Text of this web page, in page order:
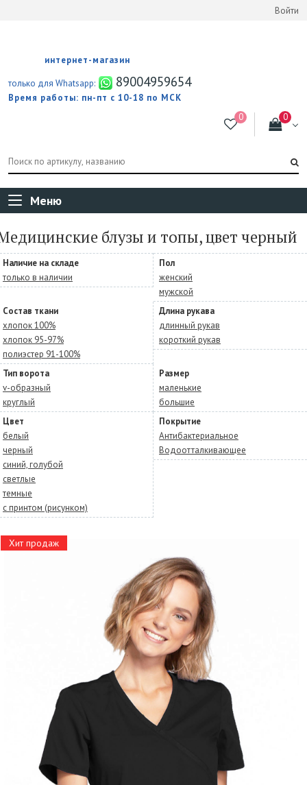
Войти
интернет-магазин
только для Whatsapp:
89004959654
Время работы: пн-пт с 10-18 по МСК
Меню
блузы и топы, цвет черный
Наличие на складе
только в наличии
Пол
женский
мужской
Состав ткани
хлопок 100%
хлопок 95-97%
полиэстер 91-100%
Длина рукава
длинный рукав
короткий рукав
Тип ворота
v-образный
круглый
Размер
маленькие
большие
Цвет
белый
черный
синий, голубой
светлые
темные
с принтом (рисунком)
Покрытие
Антибактериальное
Водоотталкивающее
Хит продаж